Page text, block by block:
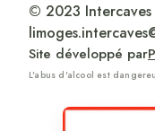
© 2023 Intercaves
Site développé par
L'abus d'alcool est